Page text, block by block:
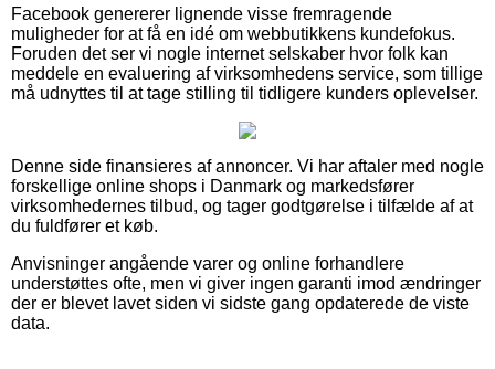
Facebook genererer lignende visse fremragende
muligheder for at få en idé om webbutikkens kundefokus.
Foruden det ser vi nogle internet selskaber hvor folk kan
meddele en evaluering af virksomhedens service, som tillige
må udnyttes til at tage stilling til tidligere kunders oplevelser.
Denne side finansieres af annoncer. Vi har aftaler med nogle
forskellige online shops i Danmark og markedsfører
virksomhedernes tilbud, og tager godtgørelse i tilfælde af at
du fuldfører et køb.
Anvisninger angående varer og online forhandlere
understøttes ofte, men vi giver ingen garanti imod ændringer
der er blevet lavet siden vi sidste gang opdaterede de viste
data.